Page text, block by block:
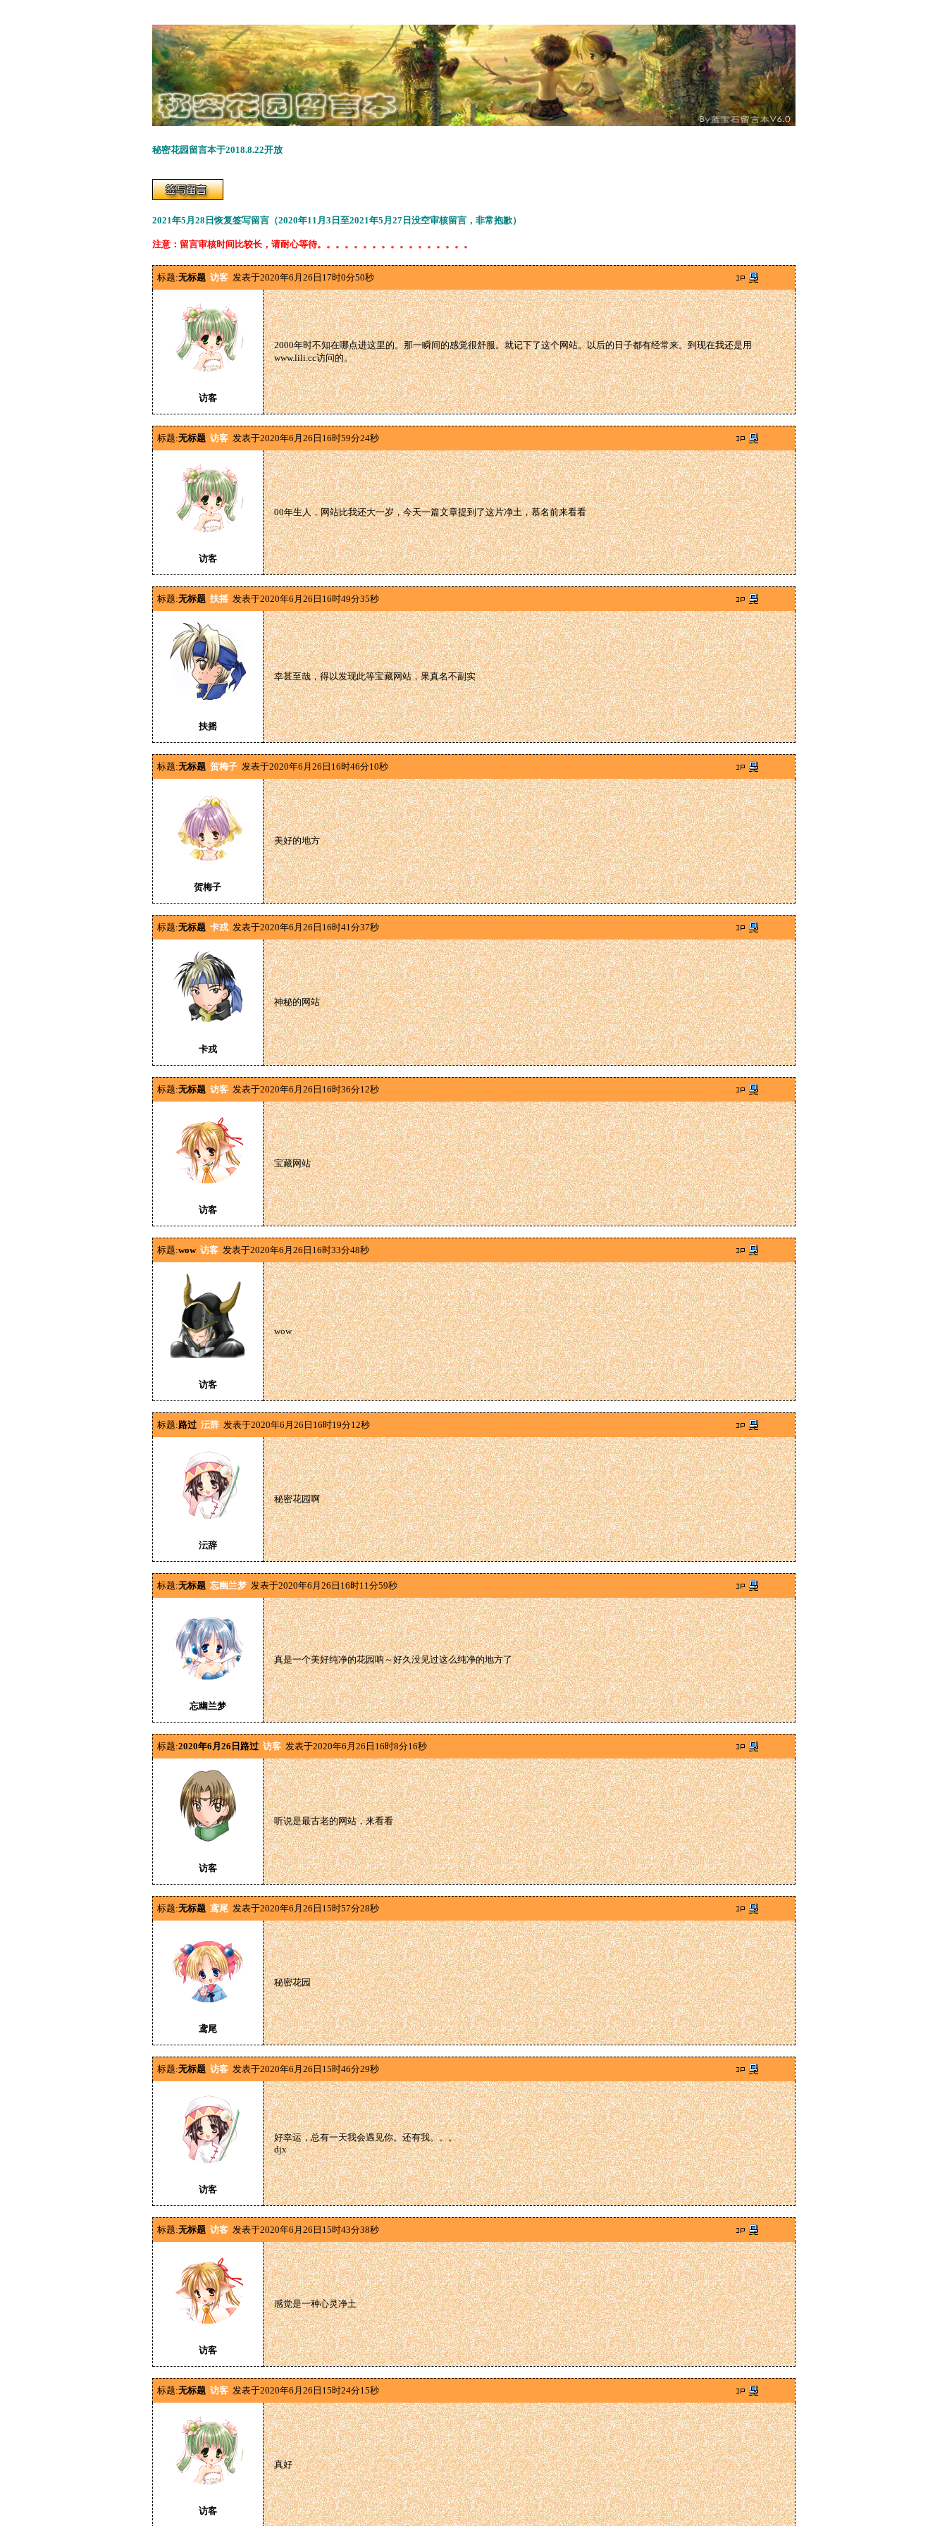
秘密花园留言本于2018.8.22开放
2021年5月28日恢复签写留言（2020年11月3日至2021年5月27日没空审核留言，非常抱歉）
注意：留言审核时间比较长，请耐心等待。。。。。。。。。。。。。。。。。
标题:无标题 访客 发表于2020年6月26日17时0分50秒
访客
2000年时不知在哪点进这里的。那一瞬间的感觉很舒服。就记下了这个网站。以后的日子都有经常来。到现在我还是用
www.lili.cc访问的。
标题:无标题 访客 发表于2020年6月26日16时59分24秒
访客
00年生人，网站比我还大一岁，今天一篇文章提到了这片净土，慕名前来看看
标题:无标题 扶摇 发表于2020年6月26日16时49分35秒
扶摇
幸甚至哉，得以发现此等宝藏网站，果真名不副实
标题:无标题 贺梅子 发表于2020年6月26日16时46分10秒
贺梅子
美好的地方
标题:无标题 卡戎 发表于2020年6月26日16时41分37秒
卡戎
神秘的网站
标题:无标题 访客 发表于2020年6月26日16时36分12秒
访客
宝藏网站
标题:wow 访客 发表于2020年6月26日16时33分48秒
访客
wow
标题:路过 沄辞 发表于2020年6月26日16时19分12秒
沄辞
秘密花园啊
标题:无标题 忘幽兰梦 发表于2020年6月26日16时11分59秒
忘幽兰梦
真是一个美好纯净的花园呐～好久没见过这么纯净的地方了
标题:2020年6月26日路过 访客 发表于2020年6月26日16时8分16秒
访客
听说是最古老的网站，来看看
标题:无标题 鸢尾 发表于2020年6月26日15时57分28秒
鸢尾
秘密花园
标题:无标题 访客 发表于2020年6月26日15时46分29秒
访客
好幸运，总有一天我会遇见你。还有我。。。
djx
标题:无标题 访客 发表于2020年6月26日15时43分38秒
访客
感觉是一种心灵净土
标题:无标题 访客 发表于2020年6月26日15时24分15秒
访客
真好